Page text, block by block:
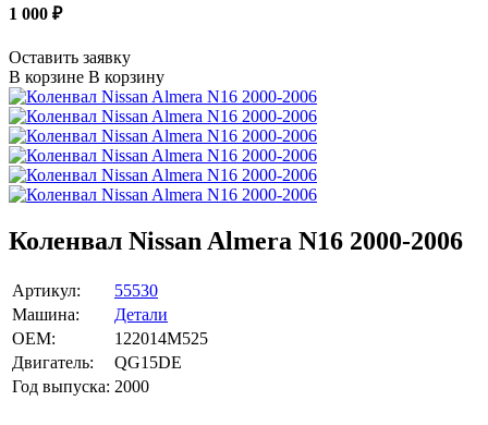
1 000 ₽
Оставить заявку
В корзине В корзину
Коленвал Nissan Almera N16 2000-2006
Артикул:
55530
Машина:
Детали
OEM:
122014M525
Двигатель:
QG15DE
Год выпуска: 2000